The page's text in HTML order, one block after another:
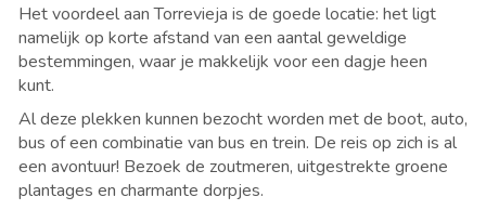
Het voordeel aan Torrevieja is de goede locatie: het ligt
namelijk op korte afstand van een aantal geweldige
bestemmingen, waar je makkelijk voor een dagje heen
kunt.
Al deze plekken kunnen bezocht worden met de boot, auto,
bus of een combinatie van bus en trein. De reis op zich is al
een avontuur! Bezoek de zoutmeren, uitgestrekte groene
plantages en charmante dorpjes.